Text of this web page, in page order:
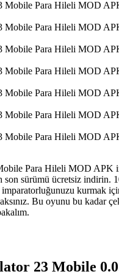
Para Hileli MOD APK
sürümü ücretsiz indirin.
kurmak
Bu oyunu bu kadar
23 Mobile